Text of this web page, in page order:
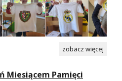
zobacz więcej
Miesiącem Pamięci